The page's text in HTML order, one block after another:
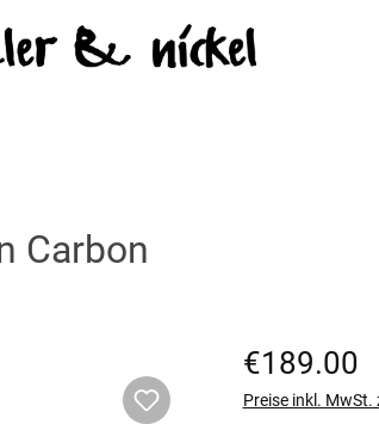
Carbon
Regulärer Preis:
€189.00
Preise inkl.